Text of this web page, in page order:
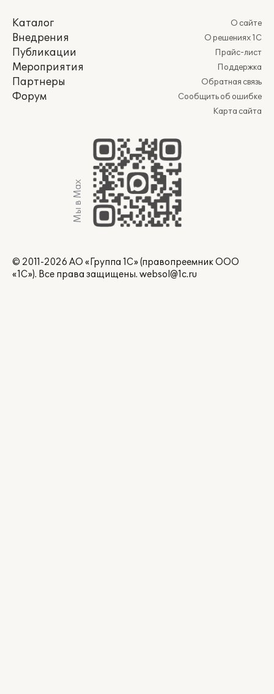
Каталог
Внедрения
Публикации
Мероприятия
Партнеры
Форум
О сайте
О решениях 1С
Прайс-лист
Поддержка
Обратная связь
Сообщить об ошибке
Карта сайта
Мы в Max
© 2011-2026 АО «Группа 1С» (правопреемник ООО
«1С»). Все права защищены. websol@1c.ru